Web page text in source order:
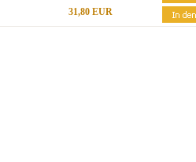
31,80 EUR